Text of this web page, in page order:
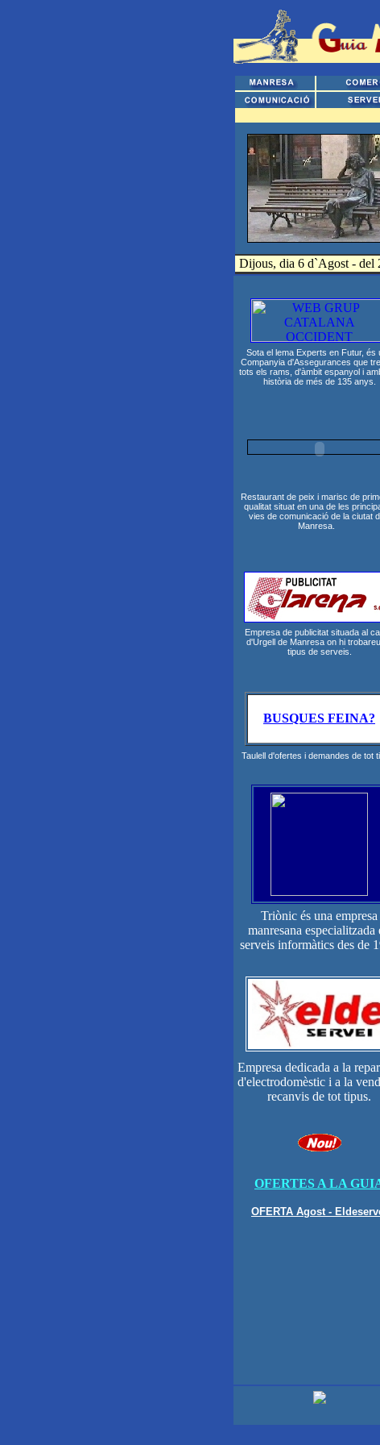
Dijous, dia 6 d`Agost - del
Sota el lema Experts en Futur, és
Companyia d'Assegurances que
tots els rams, d'àmbit espanyol i
història de més de 135 anys.
Restaurant de peix i marisc de
qualitat situat en una de les
vies de comunicació de la ciutat
Manresa.
Empresa de publicitat situada al
d'Urgell de Manresa on hi
tipus de serveis.
BUSQUES FEINA?
Taulell d'ofertes i demandes de tot
Triònic és una empresa
manresana especialitzada
serveis informàtics des de
Empresa dedicada a la
d'electrodomèstic i a la
recanvis de tot tipus.
OFERTES A LA
OFERTA Agost -